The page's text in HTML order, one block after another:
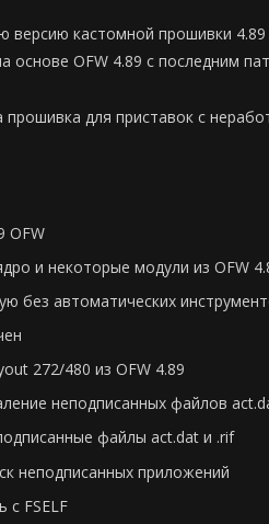
версию кастомной прошивки 4.89
основе OFW 4.89 с последним
для приставок с
OFW
и некоторые модули из OFW
без автоматических
272/480 из OFW 4.89
неподписанных файлов
файлы act.dat и .rif
неподписанных приложений
с FSELF